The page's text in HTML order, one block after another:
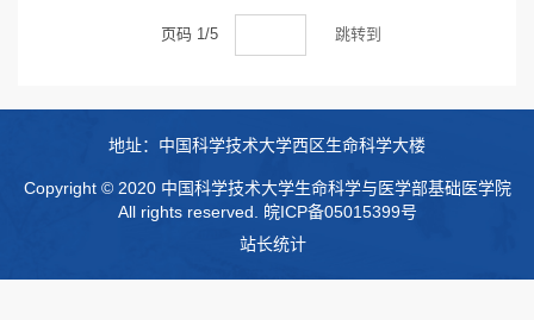
页码 1 /5 跳转到
地址：中国科学技术大学西区生命科学大楼
Copyright © 2020 中国科学技术大学生命科学与医学部基础医学院
All rights reserved. 皖ICP备05015399号
站长统计